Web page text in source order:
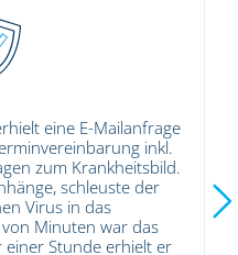
Patienten einmal pro Monat
per Email an. Ein auf dem
unbemerkter Virus wird mit
an die Patienten
Systeme,
der Patienten sind die